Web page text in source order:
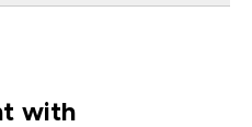
with